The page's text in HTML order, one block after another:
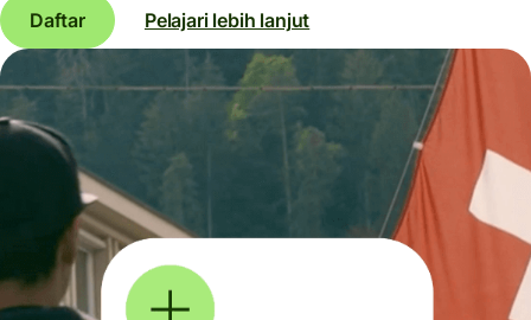
Daftar Pelajari lebih lanjut